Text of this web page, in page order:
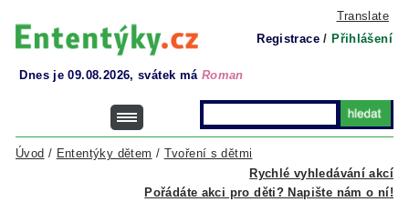
Translate
Registrace / Přihlášení
Dnes je 09.08.2026, svátek má Roman
Rychlé vyhledávání akcí
Úvod / Ententýky dětem / Tvoření s dětmi
Pořádáte akci pro děti? Napište nám o ní!